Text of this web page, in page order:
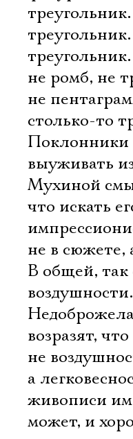
не ромб, не
не
столько-то
Поклонники
выуживать
Мухиной
что искать
не в сюжете,
В общей, так
воздушности.
возразят, что
не
а
живописи
может, и